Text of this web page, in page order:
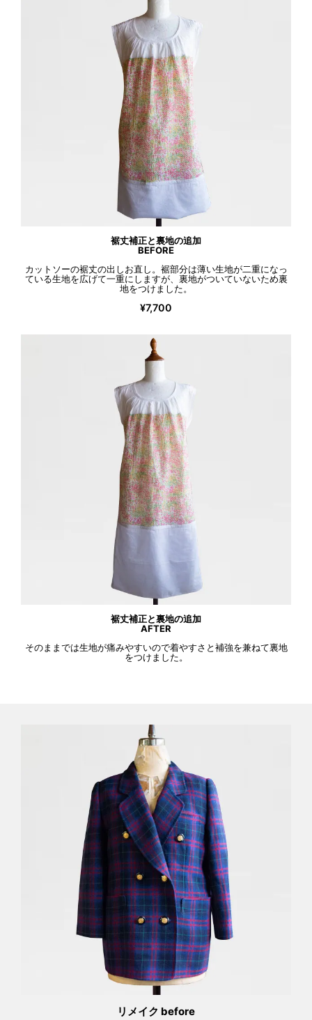
裾丈補正と裏地の追加
BEFORE
カットソーの裾丈の出しお直し。裾部分は薄い生地が二重になっ
ている生地を広げて一重にしますが、裏地がついていないため裏
地をつけました。
¥7,700
裾丈補正と裏地の追加
AFTER
そのままでは生地が痛みやすいので着やすさと補強を兼ねて裏地
をつけました。
リメイク before